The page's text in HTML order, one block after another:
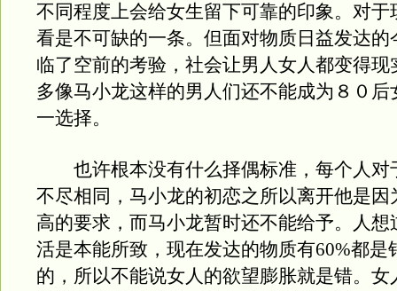
不同程度上会给女生留下可靠的印象。对于
看是不可缺的一条。但面对物质日益发达的
临了空前的考验，社会让男人女人都变得现
多像马小龙这样的男人们还不能成为８０后
一选择。
也许根本没有什么择偶标准，每个人对
不尽相同，马小龙的初恋之所以离开他是因
高的要求，而马小龙暂时还不能给予。人想
活是本能所致，现在发达的物质有60%都是
的，所以不能说女人的欲望膨胀就是错。女